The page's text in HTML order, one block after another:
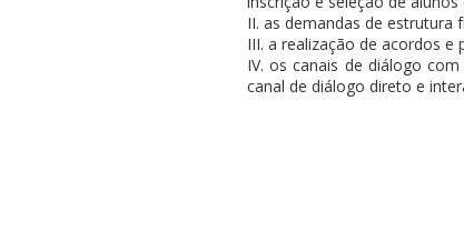
II. as demandas de estrutura
III. a realização de acordos e
IV. os canais de diálogo
canal de diálogo direto e